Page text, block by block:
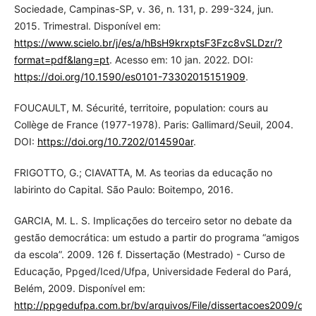
Sociedade, Campinas-SP, v. 36, n. 131, p. 299-324, jun.
2015. Trimestral. Disponível em:
https://www.scielo.br/j/es/a/hBsH9krxptsF3Fzc8vSLDzr/?
format=pdf&lang=pt. Acesso em: 10 jan. 2022. DOI:
https://doi.org/10.1590/es0101-73302015151909.
FOUCAULT, M. Sécurité, territoire, population: cours au
Collège de France (1977-1978). Paris: Gallimard/Seuil, 2004.
DOI: https://doi.org/10.7202/014590ar.
FRIGOTTO, G.; CIAVATTA, M. As teorias da educação no
labirinto do Capital. São Paulo: Boitempo, 2016.
GARCIA, M. L. S. Implicações do terceiro setor no debate da
gestão democrática: um estudo a partir do programa “amigos
da escola”. 2009. 126 f. Dissertação (Mestrado) - Curso de
Educação, Ppged/Iced/Ufpa, Universidade Federal do Pará,
Belém, 2009. Disponível em:
http://ppgedufpa.com.br/bv/arquivos/File/dissertacoes2009/